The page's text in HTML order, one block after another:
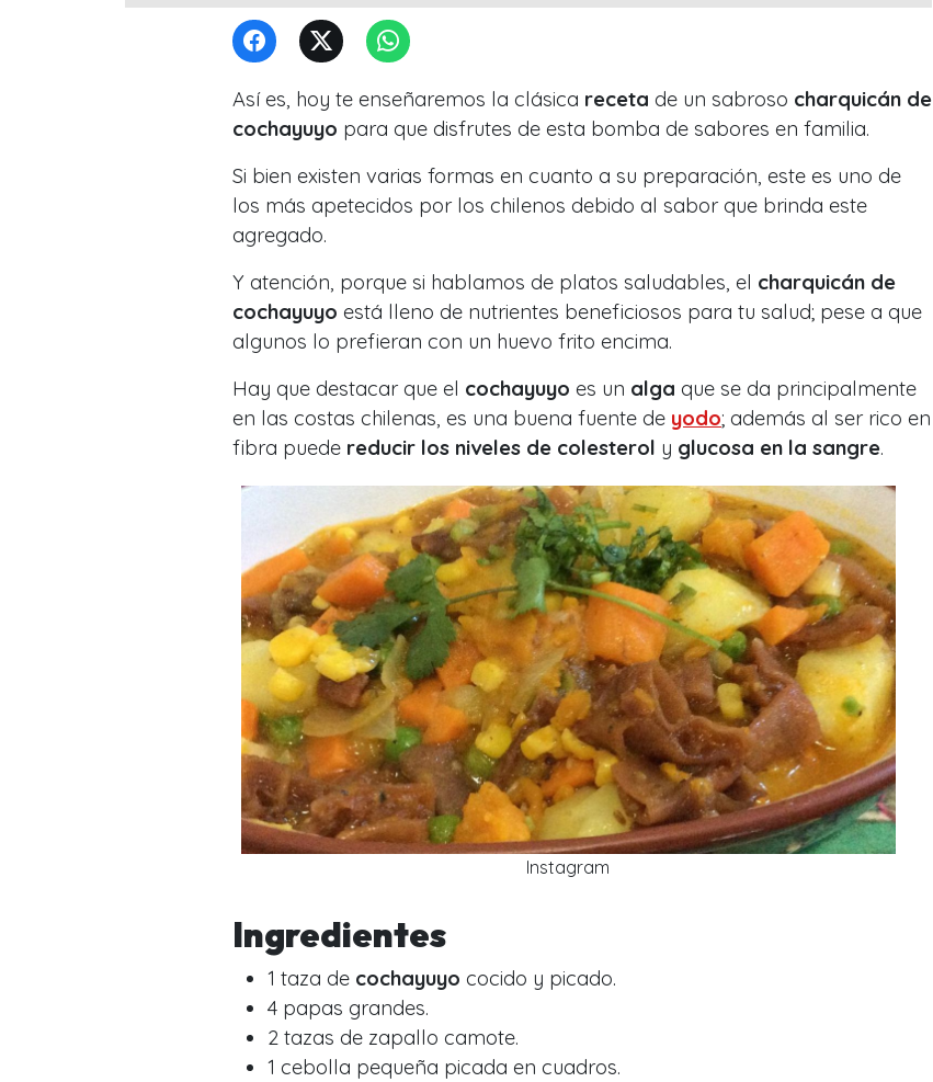
Así es, hoy te enseñaremos la clásica receta de un sabroso charquicán de
cochayuyo para que disfrutes de esta bomba de sabores en familia.
Si bien existen varias formas en cuanto a su preparación, este es uno de
los más apetecidos por los chilenos debido al sabor que brinda este
agregado.
Y atención, porque si hablamos de platos saludables, el charquicán de
cochayuyo está lleno de nutrientes beneficiosos para tu salud; pese a que
algunos lo prefieran con un huevo frito encima.
Hay que destacar que el cochayuyo es un alga que se da principalmente
en las costas chilenas, es una buena fuente de yodo; además al ser rico en
fibra puede reducir los niveles de colesterol y glucosa en la sangre.
Instagram
Ingredientes
1 taza de cochayuyo cocido y picado.
4 papas grandes.
2 tazas de zapallo camote.
1 cebolla pequeña picada en cuadros.